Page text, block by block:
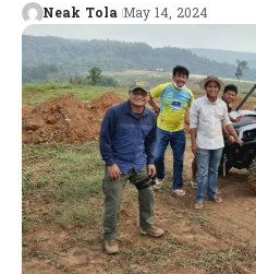
Neak Tola May 14, 2024